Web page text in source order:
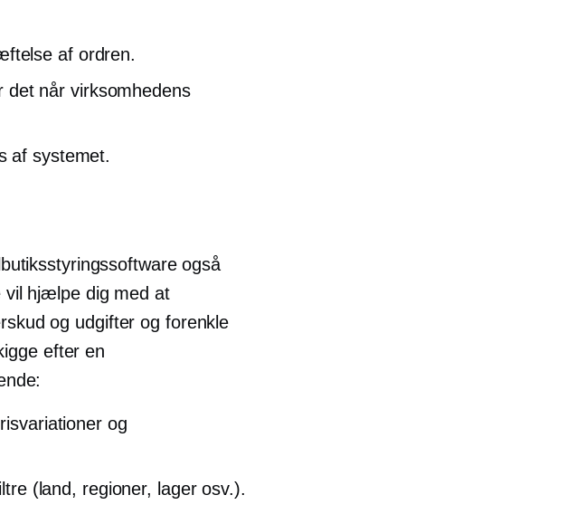
af ordren.
det når virksomhedens
af systemet.
også
vil hjælpe dig med at
og udgifter og forenkle
efter en
og
(land, regioner, lager osv.).